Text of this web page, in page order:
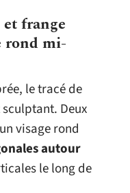
frange
rond mi-
le tracé de
Deux
visage rond
autour
le long de